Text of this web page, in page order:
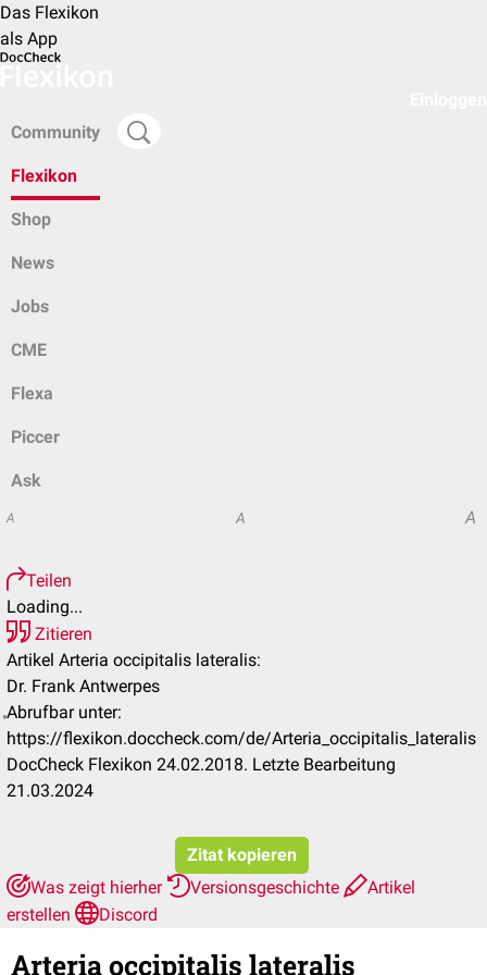
Das Flexikon
als App
Community
Flexikon
Shop
News
Jobs
CME
Flexa
Piccer
Ask
A A A
Teilen
Loading...
Zitieren
Artikel Arteria occipitalis lateralis:
Dr. Frank Antwerpes
Abrufbar unter:
https://flexikon.doccheck.com/de/Arteria_occipitalis_lateralis
DocCheck Flexikon 24.02.2018. Letzte Bearbeitung
21.03.2024
Zitat kopieren
Was zeigt hierher
Versionsgeschichte
Artikel
erstellen
Discord
Arteria occipitalis lateralis